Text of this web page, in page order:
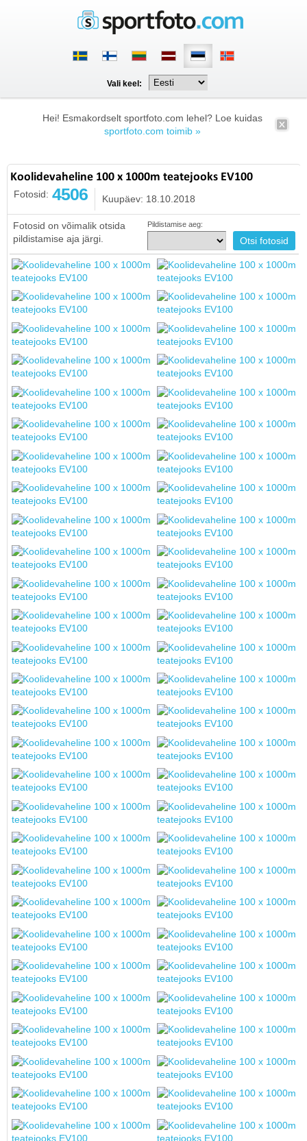
Vali keel:
Hei! Esmakordselt sportfoto.com lehel? Loe kuidas
sportfoto.com toimib »
Koolidevaheline 100 x 1000m teatejooks EV100
Fotosid: 4506 Kuupäev: 18.10.2018
Fotosid on võimalik otsida
pildistamise aja järgi.
Pildistamise aeg: